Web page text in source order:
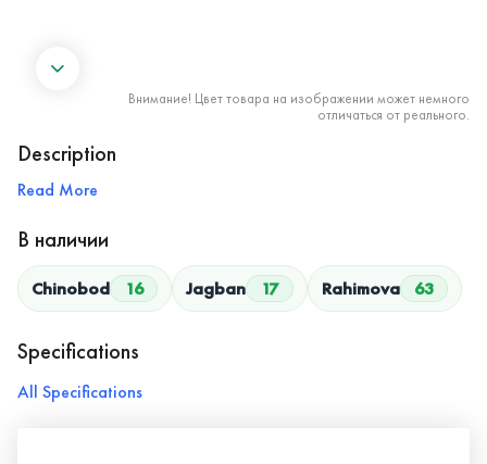
Внимание! Цвет товара на изображении может немного
отличаться от реального.
Description
Read More
В наличии
Chinobod 16 Jagban 17 Rahimova 63
Specifications
All Specifications